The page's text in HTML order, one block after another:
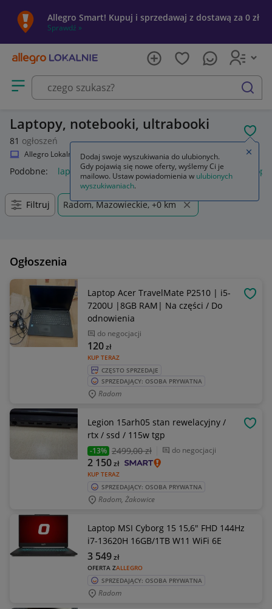
Allegro Smart! Kupuj i sprzedawaj z dostawą za 0 zł
Sprawdź »
Otwórz menu z kategoriami
szukaj
Laptopy, notebooki, ultrabooki
81 ogłoszeń
Allegro Lokalnie Elektronika Komputery Laptopy
Podobne: laptopy laptop asus laptop gamingowy laptop
Filtruj Radom, Mazowieckie, +0 km
Ogłoszenia
Laptop Acer TravelMate P2510 | i5-
7200U |8GB RAM| Na części / Do
odnowienia
do negocjacji
KUP TERAZ
120zł
CZĘSTO SPRZEDAJE
SPRZEDAJĄCY: OSOBA PRYWATNA
Radom
Legion 15arh05 stan rewelacyjny /
rtx / ssd / 115w tgp
-13% 2499,00 zł do negocjacji
KUP TERAZ
2 150zł
SPRZEDAJĄCY: OSOBA PRYWATNA
Radom, Żakowice
Laptop MSI Cyborg 15 15,6" FHD 144Hz
i7-13620H 16GB/1TB W11 WiFi 6E
OFERTA ZALLEGRO
3 549zł
SPRZEDAJĄCY: OSOBA PRYWATNA
Radom
Dodaj swoje wyszukiwania do ulubionych.
Gdy pojawią się nowe oferty, wyślemy Ci je
mailowo. Ustaw powiadomienia w ulubionych
wyszukiwaniach.